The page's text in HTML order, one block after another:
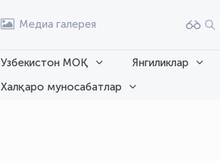
Медиа галерея
Узбекистон МОҚ Янгиликлар
Халқаро муносабатлар